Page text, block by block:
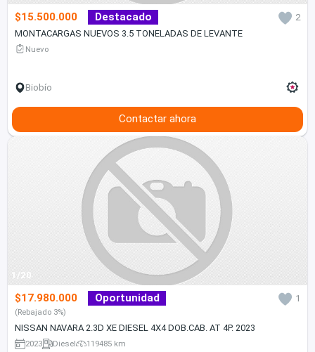
$15.500.000 Destacado
2
MONTACARGAS NUEVOS 3.5 TONELADAS DE LEVANTE
Nuevo
Biobío
Contactar ahora
1/20
$17.980.000 Oportunidad 1
(Rebajado 3%)
NISSAN NAVARA 2.3D XE DIESEL 4X4 DOB.CAB. AT 4P. 2023
2023 Diesel 119485 km